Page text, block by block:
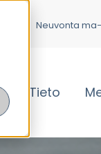
Neuvonta
Tieto